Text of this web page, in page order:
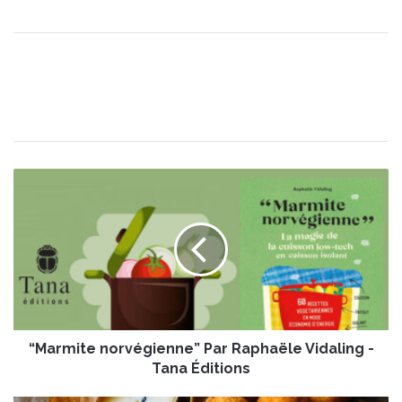
n
“Marmite norvégienne” Par Raphaële Vidaling -
Tana Éditions